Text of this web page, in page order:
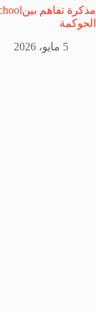
الحوكمة
5 مايو، 2026